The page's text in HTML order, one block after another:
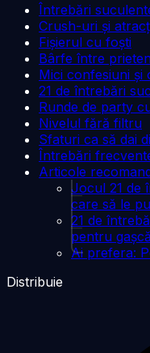
Întrebări
Crush-uri și
Fișierul cu foști
Bârfe între
Mici confesiuni și
21 de întrebări
Runde de party
Nivelul fără filtru
Sfaturi ca să dai
Întrebări
Articole
Jocul 21 de
care să le
21 de
pentru gașcă
Ai prefera:
Distribuie